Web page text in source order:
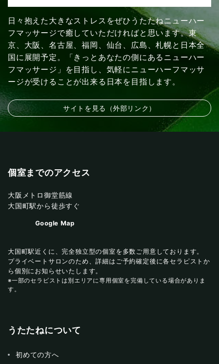
日々抱えた大きなストレスをぜひうたたねニューハー
フマッサージで癒していただければと思います。東
京、大阪、名古屋、福岡、仙台、広島、札幌と日本全
国に展開予定。「きっとあなたの側にあるニューハー
フマッサージ」を目指し、気軽にニューハーフマッサ
ージが受けることが出来る日本を目指します。
サイトを見る（外部リンク）
個室までのアクセス
大阪メトロ御堂筋線
大国町駅から徒歩すぐ
Google Map
大国町駅近くに、完全独立型の個室を多数ご用意しております。
プライベートサロンのため、詳細はご予約確定後に各セラピストか
ら個別にお知らせいたします。
※一部のセラピストは別エリアに専用個室を完備している場合がありま
す。
うたたねについて
初めての方へ